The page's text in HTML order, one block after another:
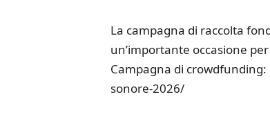
La campagna di raccolta
un’importante occasione
Campagna di
sonore-2026/